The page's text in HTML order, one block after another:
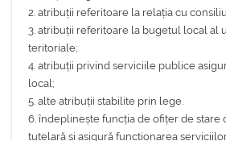
2. atribuții referitoare la relația cu
3. atribuții referitoare la bugetul local al
teritoriale;
4. atribuții privind serviciile publice
local;
5. alte atribuții stabilite prin lege.
6. îndeplinește funcția de ofițer de stare
tutelară și asigură funcționarea